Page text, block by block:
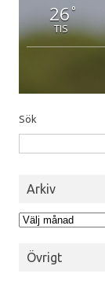
26°
TIS
Sök
Arkiv
Arkiv
Övrigt